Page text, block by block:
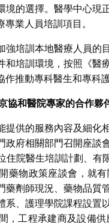
境的選擇。醫學中心現
業人員培訓項目。
強培訓本地醫療人員
和培訓環境，按照《醫
推動專科醫生和專科
協和醫院專家的合作夥
提供的服務內容及細化
政府相關部門召開座談
住院醫生培訓計劃、
藥物政策座談會，就
藥劑師現況、藥物品質
系、護理學院課程設置
，工程承建商及設備